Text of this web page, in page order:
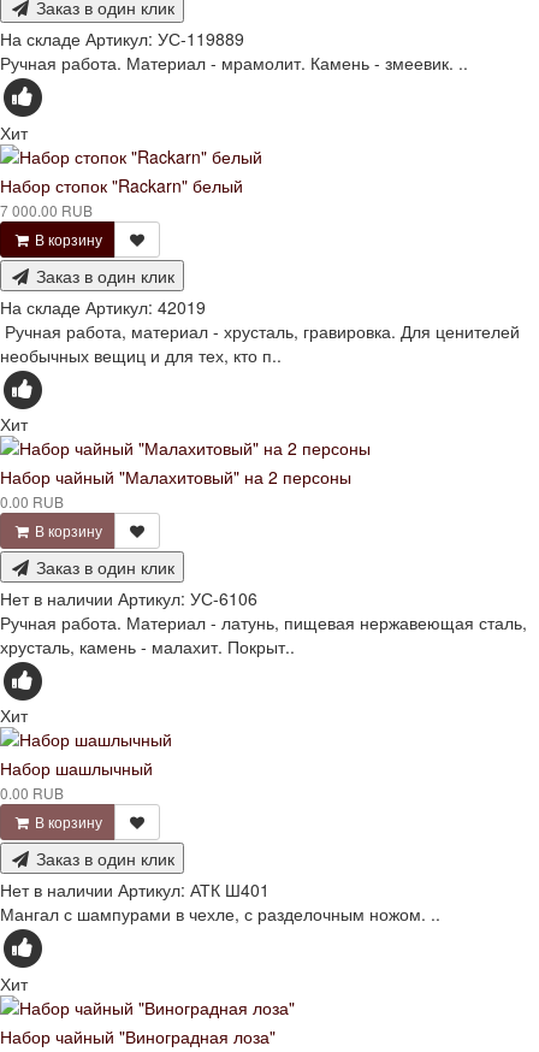
Заказ в один клик
На складе Артикул: УС-119889
Ручная работа. Материал - мрамолит. Камень - змеевик. ..
Хит
Набор стопок "Rackarn" белый
7 000.00 RUB
В корзину
Заказ в один клик
На складе Артикул: 42019
Ручная работа, материал - хрусталь, гравировка. Для ценителей
необычных вещиц и для тех, кто п..
Хит
Набор чайный "Малахитовый" на 2 персоны
0.00 RUB
В корзину
Заказ в один клик
Нет в наличии Артикул: УС-6106
Ручная работа. Материал - латунь, пищевая нержавеющая сталь,
хрусталь, камень - малахит. Покрыт..
Хит
Набор шашлычный
0.00 RUB
В корзину
Заказ в один клик
Нет в наличии Артикул: АТК Ш401
Мангал с шампурами в чехле, с разделочным ножом. ..
Хит
Набор чайный "Виноградная лоза"